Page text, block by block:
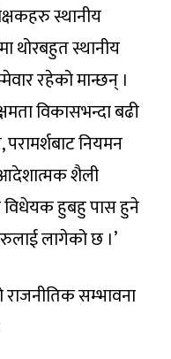
स्थानीय
थोरबहुत स्थानीय
रहेको मान्छन् ।
विकासभन्दा बढी
नियमन
आदेशात्मक शैली
विधेयक हुबहु पास हुने
लागेको छ ।’
राजनीतिक सम्भावना